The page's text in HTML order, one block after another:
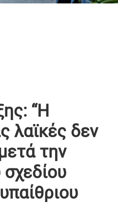
“Η
λαϊκές δεν
την